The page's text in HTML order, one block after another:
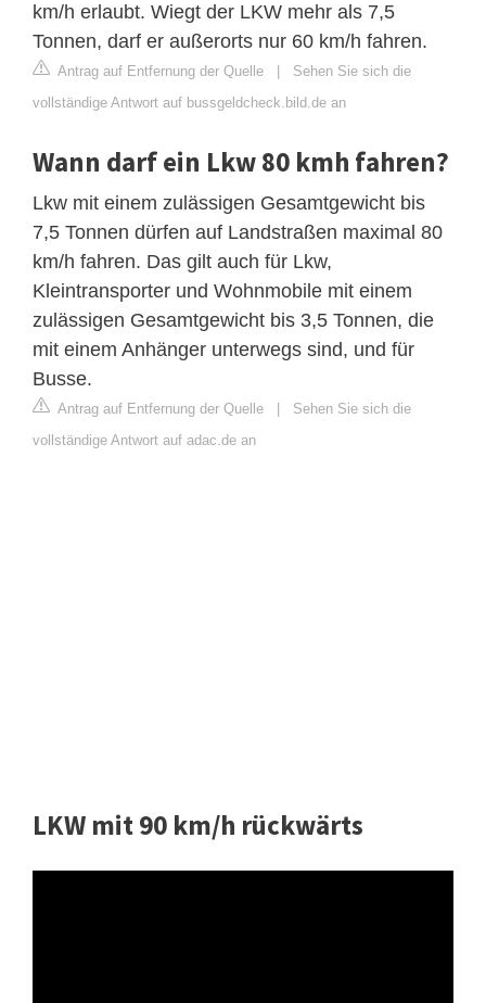
km/h erlaubt. Wiegt der LKW mehr als 7,5
Tonnen, darf er außerorts nur 60 km/h fahren.
Antrag auf Entfernung der Quelle
Sehen Sie sich die
vollständige Antwort auf bussgeldcheck.bild.de an
Wann darf ein Lkw 80 kmh fahren?
Lkw mit einem zulässigen Gesamtgewicht bis
7,5 Tonnen dürfen auf Landstraßen maximal 80
km/h fahren. Das gilt auch für Lkw,
Kleintransporter und Wohnmobile mit einem
zulässigen Gesamtgewicht bis 3,5 Tonnen, die
mit einem Anhänger unterwegs sind, und für
Busse.
Antrag auf Entfernung der Quelle
Sehen Sie sich die
vollständige Antwort auf adac.de an
LKW mit 90 km/h rückwärts